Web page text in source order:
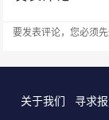
要发表评论，您必须先
关于我们 寻求